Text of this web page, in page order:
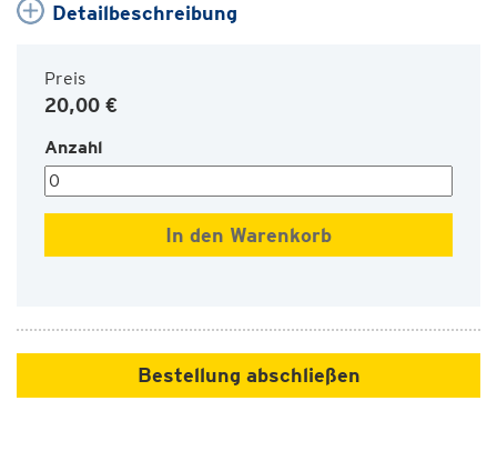
Detailbeschreibung
Preis
20,00 €
Anzahl
Bestellung abschließen